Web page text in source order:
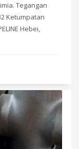
Tegangan
Ketumpatan
Hebei,